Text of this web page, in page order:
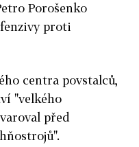
Porošenko
proti
centra povstalců,
"velkého
před